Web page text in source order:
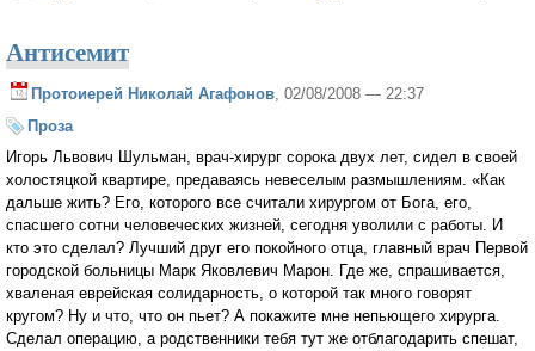
Антисемит
Протоиерей Николай Агафонов , 02/08/2008 — 22:37
Проза
Игорь Львович Шульман, врач-хирург сорока двух лет, сидел в своей
холостяцкой квартире, предаваясь невеселым размышлениям. «Как
дальше жить? Его, которого все считали хирургом от Бога, его,
спасшего сотни человеческих жизней, сегодня уволили с работы. И
кто это сделал? Лучший друг его покойного отца, главный врач Первой
городской больницы Марк Яковлевич Марон. Где же, спрашивается,
хваленая еврейская солидарность, о которой так много говорят
кругом? Ну и что, что он пьет? А покажите мне непьющего хирурга.
Сделал операцию, а родственники тебя тут же отблагодарить спешат,